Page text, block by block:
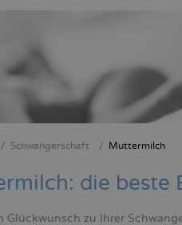
Schwangerschaft Muttermilch
die beste
Glückwunsch zu Ihrer